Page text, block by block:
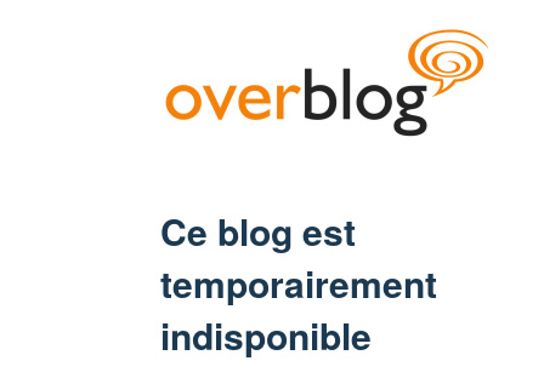
Ce blog est
temporairement
indisponible